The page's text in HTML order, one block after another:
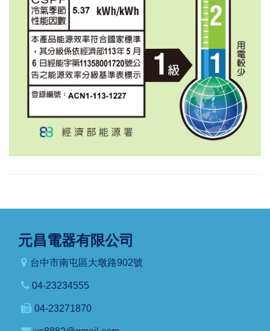
元昌電器有限公司
台中市南屯區大墩路902號
04-23234555
04-23271870